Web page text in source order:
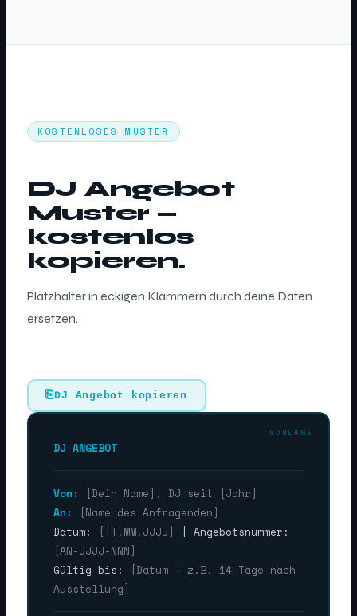
KOSTENLOSES MUSTER
DJ Angebot
Muster —
kostenlos
kopieren.
Platzhalter in eckigen Klammern durch deine Daten
ersetzen.
⎘DJ Angebot kopieren
DJ ANGEBOT
Von:
[Dein Name], DJ seit [Jahr]
An:
[Name des Anfragenden]
Datum:
[TT.MM.JJJJ]
| Angebotsnummer:
[AN-JJJJ-NNN]
Gültig bis:
[Datum — z.B. 14 Tage nach
Ausstellung]